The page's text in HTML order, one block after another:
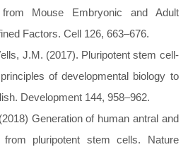
Mouse Embryonic and Adult
Factors. Cell 126, 663–676.
J.M. (2017). Pluripotent stem cell-
of developmental biology to
Development 144, 958–962.
Generation of human antral and
pluripotent stem cells. Nature